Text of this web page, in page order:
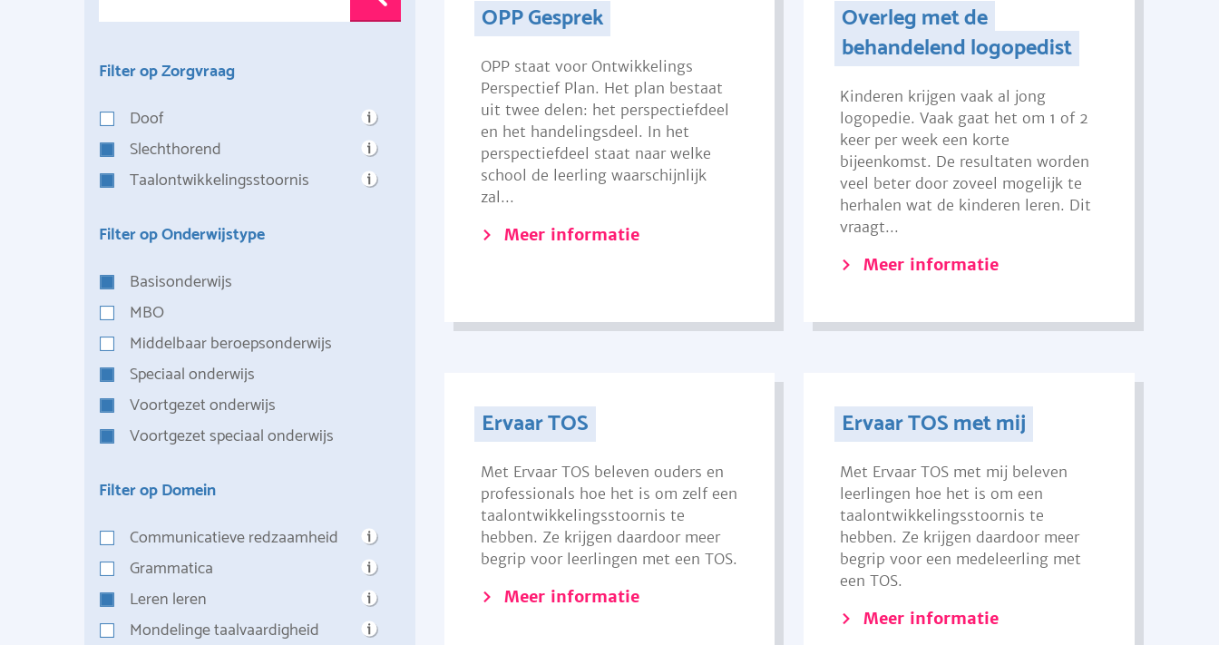
Filter op Zorgvraag
Doof
Slechthorend
Taalontwikkelingsstoornis
Filter op Onderwijstype
Basisonderwijs
MBO
Middelbaar beroepsonderwijs
Speciaal onderwijs
Voortgezet onderwijs
Voortgezet speciaal onderwijs
Filter op Domein
Communicatieve redzaamheid
Grammatica
Leren leren
Mondelinge taalvaardigheid
OPP Gesprek
OPP staat voor Ontwikkelings
Perspectief Plan. Het plan bestaat
uit twee delen: het perspectiefdeel
en het handelingsdeel. In het
perspectiefdeel staat naar welke
school de leerling waarschijnlijk
zal...
Meer informatie
Overleg met de
behandelend logopedist
Kinderen krijgen vaak al jong
logopedie. Vaak gaat het om 1 of 2
keer per week een korte
bijeenkomst. De resultaten worden
veel beter door zoveel mogelijk te
herhalen wat de kinderen leren. Dit
vraagt...
Meer informatie
Ervaar TOS
Met Ervaar TOS beleven ouders en
professionals hoe het is om zelf een
taalontwikkelingsstoornis te
hebben. Ze krijgen daardoor meer
begrip voor leerlingen met een TOS.
Meer informatie
Ervaar TOS met mij
Met Ervaar TOS met mij beleven
leerlingen hoe het is om een
taalontwikkelingsstoornis te
hebben. Ze krijgen daardoor meer
begrip voor een medeleerling met
een TOS.
Meer informatie